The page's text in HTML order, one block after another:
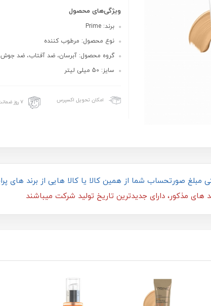
ویژگی‌های محصول
برند: Prime
نوع محصول: مرطوب کننده
گروه محصول: آبرسان، ضد آفتاب، ضد جوش
سایز: 50 میلی لیتر
امکان تحویل اکسپرس ۷ روز ضمانت بازگشت
های مذکور، دارای جدیدترین تاریخ تولید شرکت میباشند